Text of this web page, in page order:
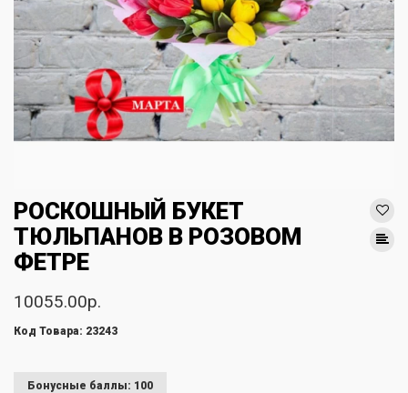
РОСКОШНЫЙ БУКЕТ
ТЮЛЬПАНОВ В РОЗОВОМ
ФЕТРЕ
10055.00р.
Код Товара: 23243
Бонусные баллы: 100